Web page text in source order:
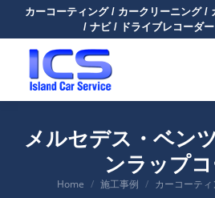
カーコーティング / カークリーニング /
/ ナビ / ドライブレコーダ
メルセデス・ベン
ンラップ
You are here:
Home 施工事例 カーコーティ